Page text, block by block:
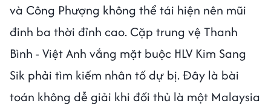
và Công Phượng không thể tái hiện nên mũi
đinh ba thời đỉnh cao. Cặp trung vệ Thanh
Bình - Việt Anh vắng mặt buộc HLV Kim Sang
Sik phải tìm kiếm nhân tố dự bị. Đây là bài
toán không dễ giải khi đối thủ là một Malaysia